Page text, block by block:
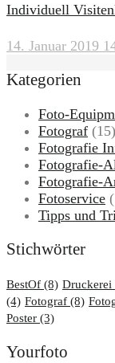
Individuell
14. Januar 2019
Kategorien
Foto-
Fotograf (15)
Fotografie
Fotografie-
Fotografie-
Fotoservice
Tipps und
Stichwörter
BestOf (8) Druckerei
(4) Fotograf (8)
Poster (3)
Yourfoto